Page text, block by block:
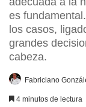
es
los casos,
grandes
cabeza.
Fabriciano
4 minutos de lectura